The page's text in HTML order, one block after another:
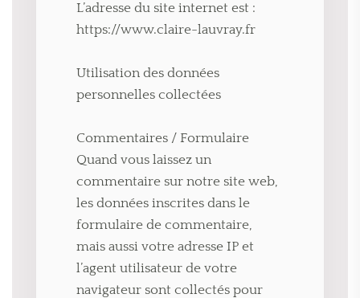
L’adresse du site internet est :
https://www.claire-lauvray.fr
Utilisation des données
personnelles collectées
Commentaires / Formulaire
Quand vous laissez un
commentaire sur notre site web,
les données inscrites dans le
formulaire de commentaire,
mais aussi votre adresse IP et
l’agent utilisateur de votre
navigateur sont collectés pour